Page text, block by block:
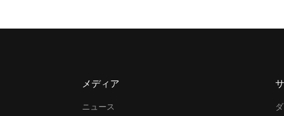
メディア
ニュース